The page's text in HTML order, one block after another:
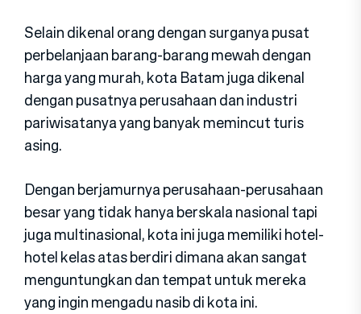
Selain dikenal orang dengan surganya pusat
perbelanjaan barang-barang mewah dengan
harga yang murah, kota Batam juga dikenal
dengan pusatnya perusahaan dan industri
pariwisatanya yang banyak memincut turis
asing.
Dengan berjamurnya perusahaan-perusahaan
besar yang tidak hanya berskala nasional tapi
juga multinasional, kota ini juga memiliki hotel-
hotel kelas atas berdiri dimana akan sangat
menguntungkan dan tempat untuk mereka
yang ingin mengadu nasib di kota ini.